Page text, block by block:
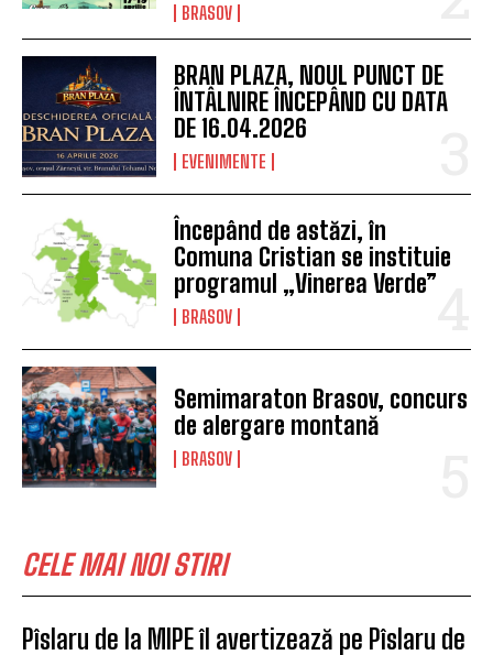
BRASOV
BRAN PLAZA, NOUL PUNCT DE
ÎNTÂLNIRE ÎNCEPÂND CU DATA
DE 16.04.2026
EVENIMENTE
Începând de astăzi, în
Comuna Cristian se instituie
programul „Vinerea Verde”
BRASOV
Semimaraton Brasov, concurs
de alergare montană
BRASOV
CELE MAI NOI STIRI
Pîslaru de la MIPE îl avertizează pe Pîslaru de